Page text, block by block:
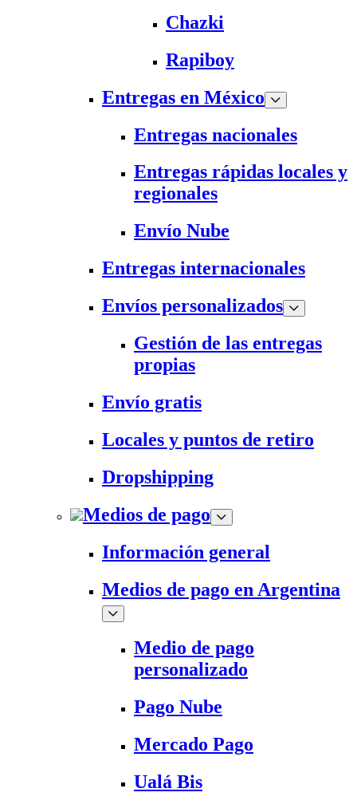
Chazki
Rapiboy
Entregas en México
Entregas nacionales
Entregas rápidas locales y
regionales
Envío Nube
Entregas internacionales
Envíos personalizados
Gestión de las entregas
propias
Envío gratis
Locales y puntos de retiro
Dropshipping
Medios de pago
Información general
Medios de pago en Argentina
Medio de pago
personalizado
Pago Nube
Mercado Pago
Ualá Bis